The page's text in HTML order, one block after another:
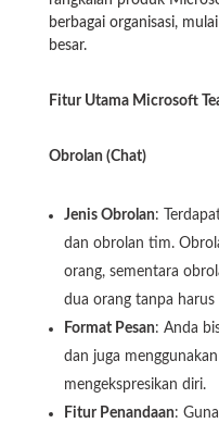
berbagai organisasi,
besar.
Fitur Utama Microsoft
Obrolan (Chat)
Jenis Obrolan:
dan obrolan tim.
orang, sementara
dua orang tanpa
Format Pesan: Anda
dan juga
mengekspresikan diri.
Fitur Penandaan: